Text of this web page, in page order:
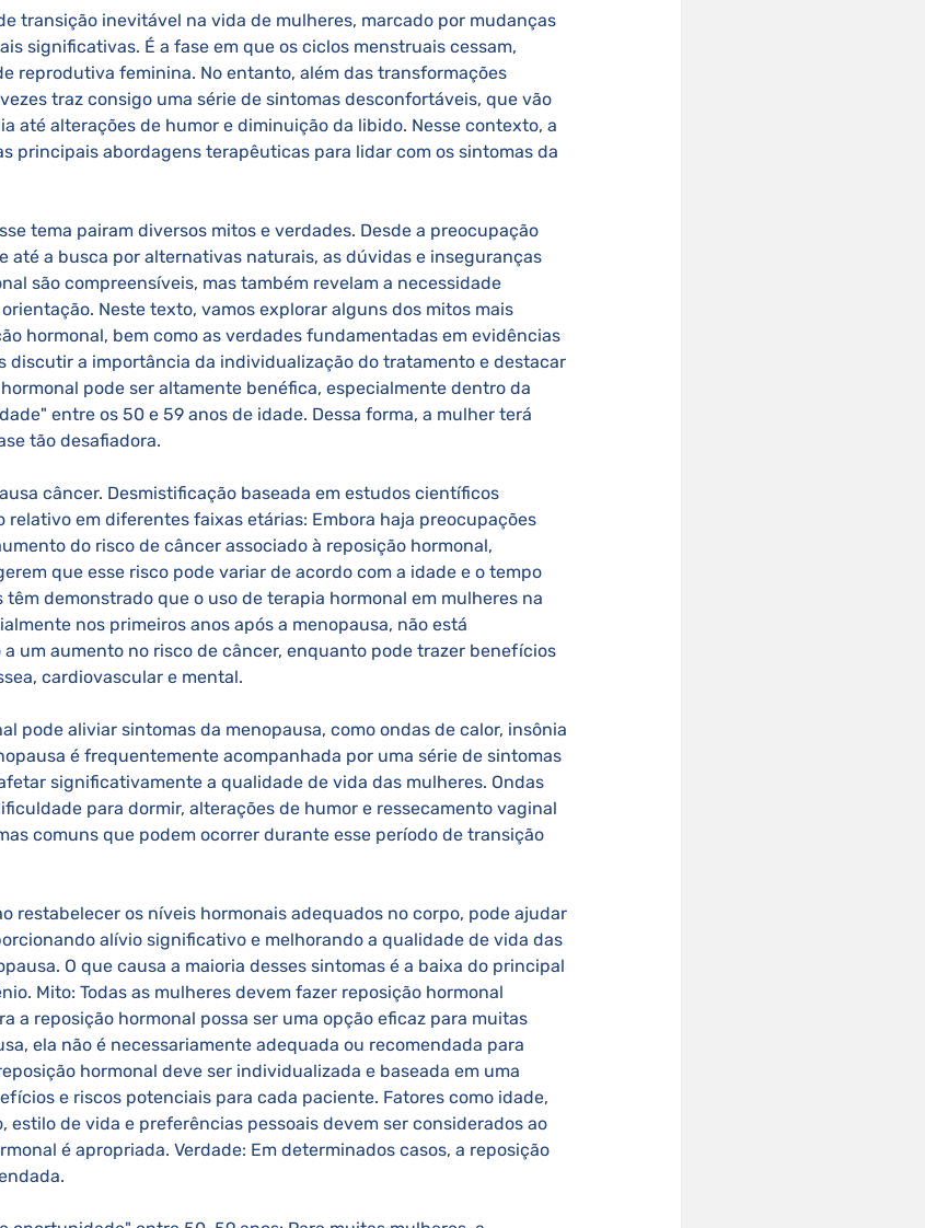
significativas. É a fase em que os ciclos menstruais cessam,
reprodutiva feminina. No entanto, além das transformações
traz consigo uma série de sintomas desconfortáveis, que vão
até alterações de humor e diminuição da libido. Nesse contexto, a
principais abordagens terapêuticas para lidar com os sintomas da
até a busca por alternativas naturais, as dúvidas e inseguranças
são compreensíveis, mas também revelam a necessidade
Neste texto, vamos explorar alguns dos mitos mais
hormonal, bem como as verdades fundamentadas em evidências
discutir a importância da individualização do tratamento e destacar
pode ser altamente benéfica, especialmente dentro da
entre os 50 e 59 anos de idade. Dessa forma, a mulher terá
tão desafiadora.
câncer. Desmistificação baseada em estudos científicos
relativo em diferentes faixas etárias: Embora haja preocupações
do risco de câncer associado à reposição hormonal,
que esse risco pode variar de acordo com a idade e o tempo
têm demonstrado que o uso de terapia hormonal em mulheres na
nos primeiros anos após a menopausa, não está
um aumento no risco de câncer, enquanto pode trazer benefícios
cardiovascular e mental.
pode aliviar sintomas da menopausa, como ondas de calor, insônia
é frequentemente acompanhada por uma série de sintomas
significativamente a qualidade de vida das mulheres. Ondas
para dormir, alterações de humor e ressecamento vaginal
comuns que podem ocorrer durante esse período de transição
alívio significativo e melhorando a qualidade de vida das
O que causa a maioria desses sintomas é a baixa do principal
Mito: Todas as mulheres devem fazer reposição hormonal
a reposição hormonal possa ser uma opção eficaz para muitas
ela não é necessariamente adequada ou recomendada para
hormonal deve ser individualizada e baseada em uma
e riscos potenciais para cada paciente. Fatores como idade,
estilo de vida e preferências pessoais devem ser considerados ao
é apropriada. Verdade: Em determinados casos, a reposição